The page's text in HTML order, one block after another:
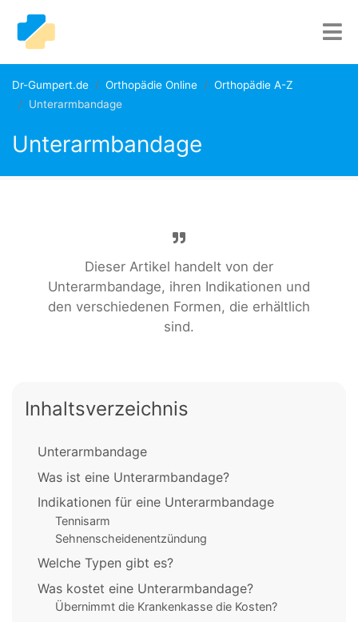
Dr-Gumpert.de Orthopädie Online
Orthopädie A-Z
Unterarmbandage
Unterarmbandage
Dieser Artikel handelt von der
Unterarmbandage, ihren Indikationen und
den verschiedenen Formen, die erhältlich
sind.
Inhaltsverzeichnis
Unterarmbandage
Was ist eine Unterarmbandage?
Indikationen für eine Unterarmbandage
Tennisarm
Sehnenscheidenentzündung
Welche Typen gibt es?
Was kostet eine Unterarmbandage?
Übernimmt die Krankenkasse die Kosten?